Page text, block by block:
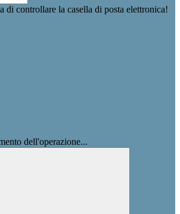
di controllare la casella di posta elettronica!
dell'operazione...